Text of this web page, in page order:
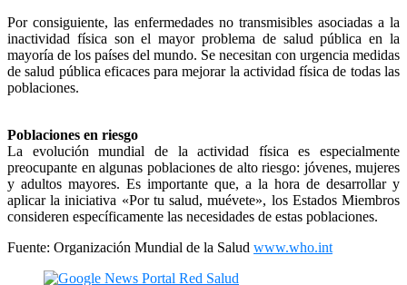
Por consiguiente, las enfermedades no transmisibles asociadas a la
inactividad física son el mayor problema de salud pública en la
mayoría de los países del mundo. Se necesitan con urgencia medidas
de salud pública eficaces para mejorar la actividad física de todas las
poblaciones.
Poblaciones en riesgo
La evolución mundial de la actividad física es especialmente
preocupante en algunas poblaciones de alto riesgo: jóvenes, mujeres
y adultos mayores. Es importante que, a la hora de desarrollar y
aplicar la iniciativa «Por tu salud, muévete», los Estados Miembros
consideren específicamente las necesidades de estas poblaciones.
Fuente: Organización Mundial de la Salud www.who.int